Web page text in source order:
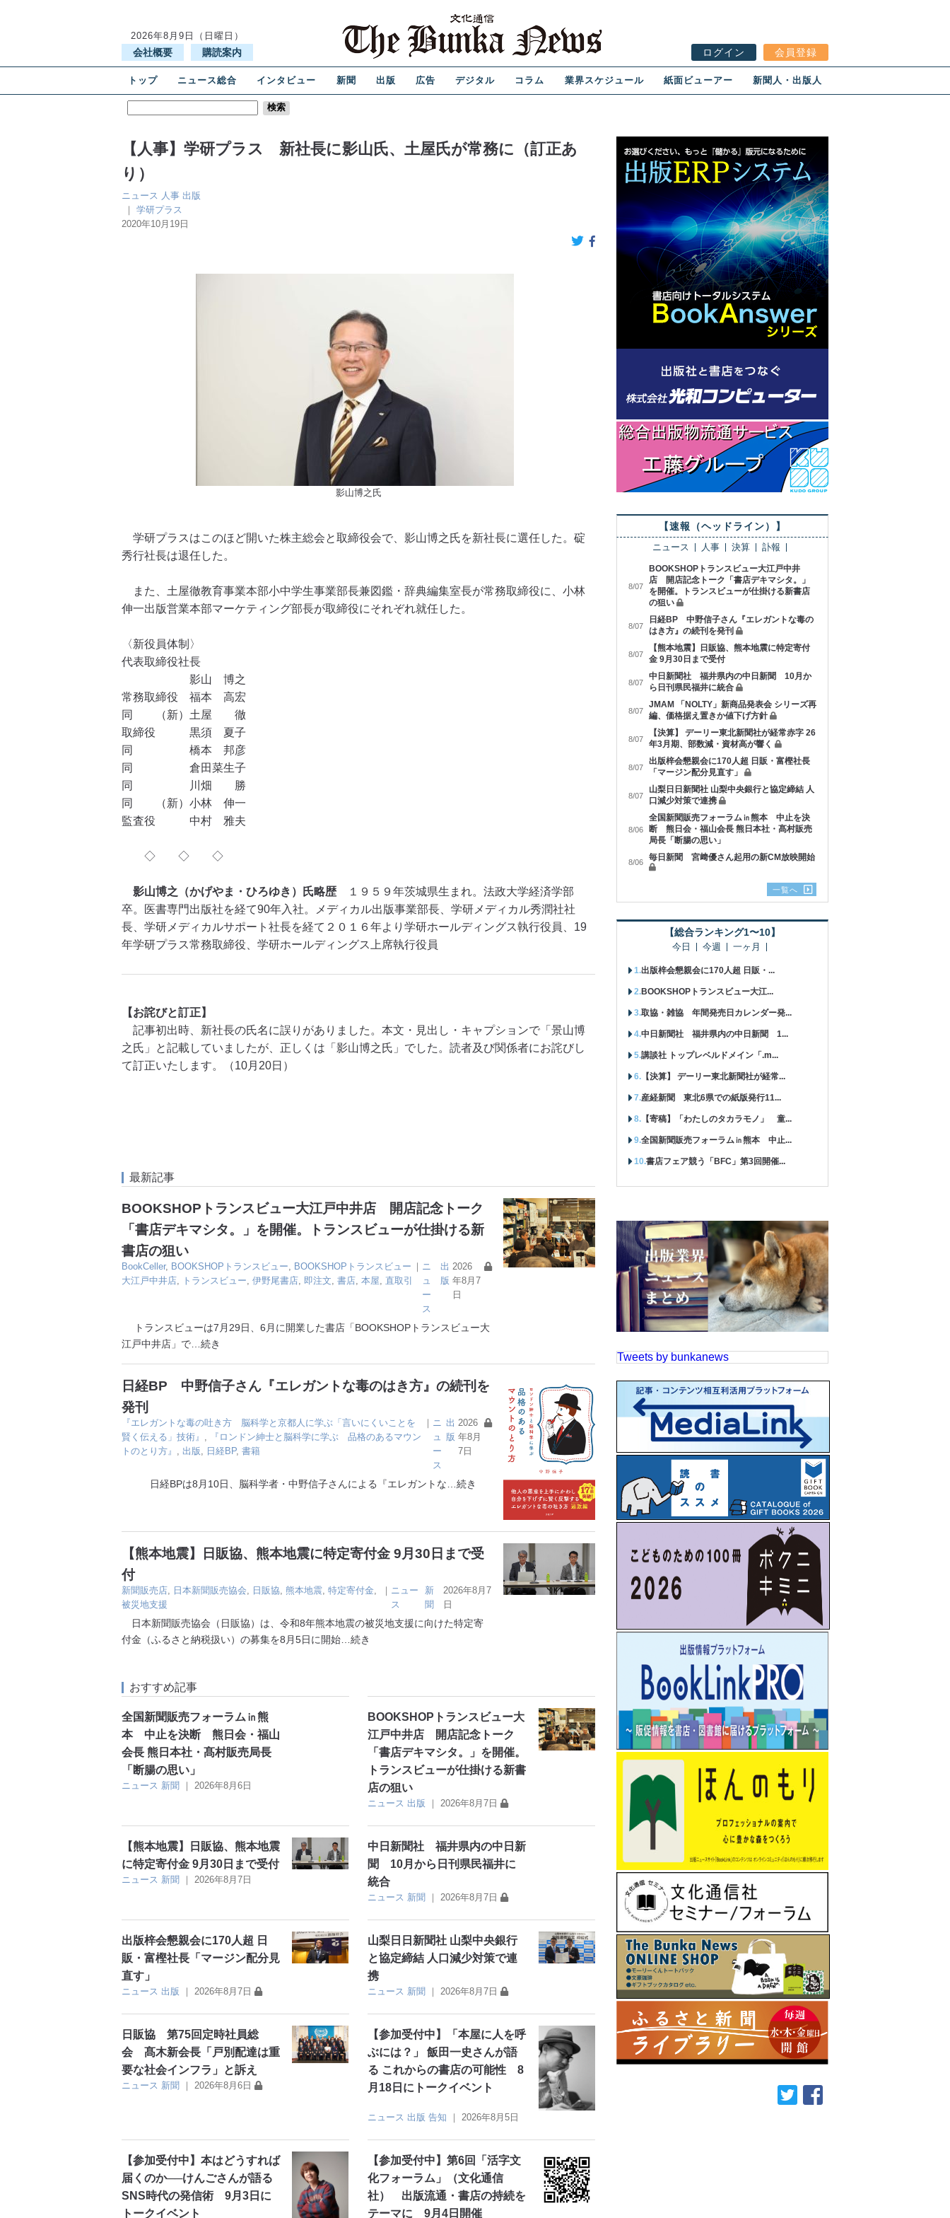
2026年8月9日（日曜日）
会社概要 購読案内 ログイン 会員登録
トップ ニュース総合 インタビュー 新聞 出版 広告 デジタル コラム 業界スケジュール 紙面ビューアー 新聞人・出版人
【人事】学研プラス 新社長に影山氏、土屋氏が常務に（訂正あ
り）
ニュース 人事 出版
｜ 学研プラス
2020年10月19日
影山博之氏
学研プラスはこのほど開いた株主総会と取締役会で、影山博之氏を新社長に選任した。碇
秀行社長は退任した。
また、土屋徹教育事業本部小中学生事業部長兼図鑑・辞典編集室長が常務取締役に、小林
伸一出版営業本部マーケティング部長が取締役にそれぞれ就任した。
〈新役員体制〉
代表取締役社長
影山 博之
常務取締役 福本 高宏
同 （新）土屋 徹
取締役 黒須 夏子
同 橋本 邦彦
同 倉田菜生子
同 川畑 勝
同 （新）小林 伸一
監査役 中村 雅夫
◇ ◇ ◇
影山博之（かげやま・ひろゆき）氏略歴 １９５９年茨城県生まれ。法政大学経済学部
卒。医書専門出版社を経て90年入社。メディカル出版事業部長、学研メディカル秀潤社社
長、学研メディカルサポート社長を経て２０１６年より学研ホールディングス執行役員、19
年学研プラス常務取締役、学研ホールディングス上席執行役員
【お詫びと訂正】
記事初出時、新社長の氏名に誤りがありました。本文・見出し・キャプションで「景山博
之氏」と記載していましたが、正しくは「影山博之氏」でした。読者及び関係者にお詫びし
て訂正いたします。（10月20日）
最新記事
BOOKSHOPトランスビュー大江戸中井店 開店記念トーク
「書店デキマシタ。」を開催。トランスビューが仕掛ける新
書店の狙い
BookCeller, BOOKSHOPトランスビュー, BOOKSHOPトランスビュー
大江戸中井店, トランスビュー, 伊野尾書店, 即注文, 書店, 本屋, 直取引
｜ ニ
ュ
ー
ス
出
版
2026
年8月7
日
トランスビューは7月29日、6月に開業した書店「BOOKSHOPトランスビュー大
江戸中井店」で …続き
日経BP 中野信子さん『エレガントな毒のはき方』の続刊を
発刊
『エレガントな毒の吐き方 脳科学と京都人に学ぶ「言いにくいことを
賢く伝える」技術』 ,
『ロンドン紳士と脳科学に学ぶ 品格のあるマウン
トのとり方』 , 出版, 日経BP, 書籍
｜ ニ
ュ
ー
ス
出
版
2026
年8月
7日
日経BPは8月10日、脳科学者・中野信子さんによる『エレガントな …続き
【熊本地震】日販協、熊本地震に特定寄付金 9月30日まで受
付
新聞販売店 日本新聞販売協会 日販協 熊本地震 特定寄付金
被災地支援
｜ ニュー
ス
新
聞
2026年8月7
日
日本新聞販売協会（日販協）は、令和8年熊本地震の被災地支援に向けた特定寄
付金（ふるさと納税扱い）の募集を8月5日に開始 …続き
おすすめ記事
全国新聞販売フォーラム㏌熊
本 中止を決断 熊日会・福山
会長 熊日本社・髙村販売局長
「断腸の思い」
ニュース 新聞 ｜ 2026年8月6日
BOOKSHOPトランスビュー大
江戸中井店 開店記念トーク
「書店デキマシタ。」を開催。
トランスビューが仕掛ける新書
店の狙い
ニュース 出版 ｜ 2026年8月7日
【熊本地震】日販協、熊本地震
に特定寄付金 9月30日まで受付
ニュース 新聞 ｜ 2026年8月7日
中日新聞社 福井県内の中日新
聞 10月から日刊県民福井に
統合
ニュース 新聞 ｜ 2026年8月7日
出版梓会懇親会に170人超 日
販・富樫社長「マージン配分見
直す」
ニュース 出版 ｜ 2026年8月7日
山梨日日新聞社 山梨中央銀行
と協定締結 人口減少対策で連
携
ニュース 新聞 ｜ 2026年8月7日
日販協 第75回定時社員総
会 髙木新会長「戸別配達は重
要な社会インフラ」と訴え
ニュース 新聞 ｜ 2026年8月6日
【参加受付中】「本屋に人を呼
ぶには？」 飯田一史さんが語
る これからの書店の可能性 8
月18日にトークイベント
ニュース 出版 告知 ｜2026年8月5日
【参加受付中】本はどうすれば
届くのか──けんごさんが語る
SNS時代の発信術 9月3日に
トークイベント
【参加受付中】第6回「活字文
化フォーラム」（文化通信
社） 出版流通・書店の持続を
テーマに 9月4日開催
【速報（ヘッドライン）】
ニュース 人事 決算 訃報
8/07
BOOKSHOPトランスビュー大江戸中井
店 開店記念トーク「書店デキマシタ。」
を開催。トランスビューが仕掛ける新書店
の狙い
8/07
日経BP 中野信子さん『エレガントな毒の
はき方』の続刊を発刊
8/07
【熊本地震】日販協、熊本地震に特定寄付
金 9月30日まで受付
8/07
中日新聞社 福井県内の中日新聞 10月か
ら日刊県民福井に統合
8/07
JMAM 「NOLTY」新商品発表会 シリーズ再
編、価格据え置きか値下げ方針
8/07
【決算】 デーリー東北新聞社が経常赤字 26
年3月期、部数減・資材高が響く
8/07
出版梓会懇親会に170人超 日販・富樫社長
「マージン配分見直す」
8/07
山梨日日新聞社 山梨中央銀行と協定締結 人
口減少対策で連携
8/06
全国新聞販売フォーラム㏌熊本 中止を決
断 熊日会・福山会長 熊日本社・髙村販売
局長「断腸の思い」
8/06 毎日新聞 宮﨑優さん起用の新CM放映開始
一覧へ
【総合ランキング1〜10】
今日 今週 一ヶ月
出版梓会懇親会に170人超 日販・...
BOOKSHOPトランスビュー大江...
取協・雑協 年間発売日カレンダー発...
中日新聞社 福井県内の中日新聞 1...
講談社 トップレベルドメイン「.m...
【決算】 デーリー東北新聞社が経常...
産経新聞 東北6県での紙版発行11...
【寄稿】「わたしのタカラモノ」 童...
全国新聞販売フォーラム㏌熊本 中止...
書店フェア競う「BFC」第3回開催...
Tweets by bunkanews